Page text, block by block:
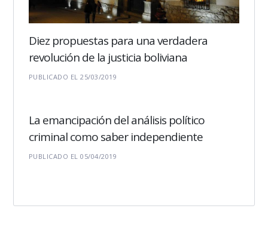
Diez propuestas para una verdadera
revolución de la justicia boliviana
PUBLICADO EL 25/03/2019
La emancipación del análisis político
criminal como saber independiente
PUBLICADO EL 05/04/2019